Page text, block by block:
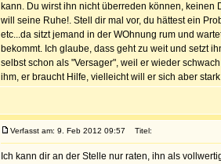
kann. Du wirst ihn nicht überreden können,
will seine Ruhe!. Stell dir mal vor, du hättest ein
etc...da sitzt jemand in der WOhnung rum und
bekommt. Ich glaube, dass geht zu weit und setzt
selbst schon als "Versager", weil er wieder
ihm, er braucht Hilfe, vielleicht will er sich aber
Verfasst am: 9. Feb 2012 09:57 Titel:
Ich kann dir an der Stelle nur raten, ihn als